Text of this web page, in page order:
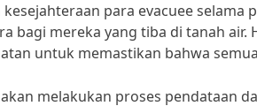
para evacuee
bagi mereka yang tiba di tanah
untuk memastikan bahwa
melakukan proses pendataan